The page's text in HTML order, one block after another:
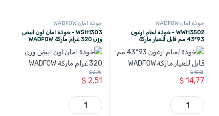
خوذة امان WADFOW
WWH3502 - خوذة لحام ارغون
93*43 مم قابل للعيار ماركة
WADFOW
$14,77
$15,51
WWH3502 - خوذة لحام ارغون 93*43 مم قابل للعيار ماركة WADFOW quantity
خوذة امان WADFOW
WSH1303 - خوذة امان لون ابيض
وزن 320 غرام ماركة WADFOW
$2,51
$2,76
WSH1303 - خوذة امان لون ابيض وزن 320 غرام ماركة WADFOW quantity